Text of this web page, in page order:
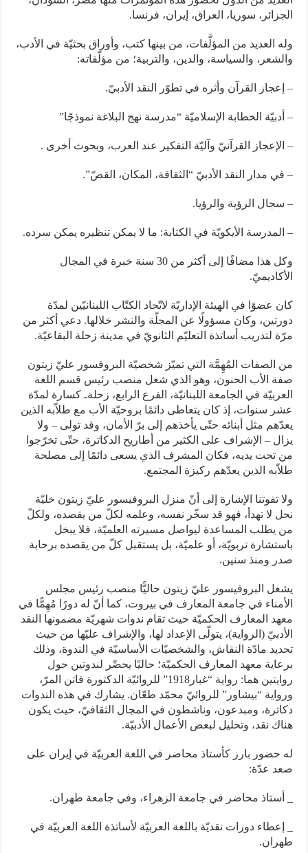
الجزائر، سوريا، العراق، إيران، فرنسا.
وله العديد من المؤلَّفات، من بينها كتب، وأوراق بحثيّة في الأدب،
والشعر، والسياسة، والدين، والتربية؛ من مؤلّفاته:
– إعجاز القرآن وأثره في تطوّر النقد الأدبيّ.
– أدبيّة الخطابة الإسلاميّة “مدرسة نهج البلاغة نموذجًا”
– الإعجاز القرآنيّ وآليّة التفكير عند العرب، وبحوث أخرى .
– في مدار النقد الأدبيّ “الثقافة، المكان، القصّ”.
– سجال الرؤية والرؤيا.
– المدرسة الأيكويّة في الكتابة: ما لا يمكن تنظيره يمكن سرده.
وكل هذا مضافًا إلى أكثر من 30 سنة خبرة في المجال
الأكاديميّ.
كان عضوًا في الهيئة الإداريّة لاتّحاد الكتّاب اللبنانيّين لمدّة
دورتين، وكان مسؤولًا عن المجلّة والنشر خلالها. دعي أكثر من
مرّة لتدريب أساتذة التعليّم الثانويّ في مدينة زحلة البقاعيّة.
من الصفات المُهِمَّة التي تميّز شخصيّة البروفسور عليّ زيتون
صفة الأب الحنون، وهو الذي شغل منصب رئيس قسم اللغة
العربيّة في الجامعة اللبنانيّة، الفرع الرابع، زحلةـ كسارة لمدّة
عشر سنوات، إذ كان يتعاطى دائمًا بروحيّة الأب مع طلاّبه الذين
يعدّهم مثل أبنائه حتّى يأخذهم إلى برّ الأمان، وقد تولى – ولا
يزال – الإشراف على الكثير من أطاريح الدكاترة، حتّى تخرّجوا
من تحت يديه، فكان المشرف الذي يسعى دائمًا إلى مصلحة
طلاّبه الذين يعدّهم ركيزة المجتمع.
ولا تفوتنا الإشارة إلى أنّ منزل البروفيسور عليّ زيتون خليّة
نحل لا تهدأ، فهو قد سخّر نفسه، وعلمه لكلّ من يقصده، ولكلّ
من يطلب المساعدة ليواصل مسيرته العلميّة، فلا يبخل
باستشارة تربويّة، أو علميّة، بل يستقبل كلّ من يقصده برحابة
صدر ومنذ سنين.
يشغل البروفيسور عليّ زيتون حاليًّا منصب رئيس مجلس
الأمناء في جامعة المعارف في بيروت، كما أنّ له دورًا مُهِمًّا في
معهد المعارف الحكميّة حيث تقام ندوات شهريّة مضمونها النقد
الأدبيّ (الرواية)، يتولّى الإعداد لها، والإشراف عليّها من حيث
تحديد مادّة النقاش، والشخصيّات الأساسيّة في الندوة، وذلك
برعاية معهد المعارف الحكميّة؛ حاليًا يحضّر لندوتين حول
روايتين هما: رواية “غبار1918” للروائيّة الدكتورة فاتن المرّ،
ورواية “بيشاور” للروائيّ محمّد طعّان. يشارك في هذه الندوات
دكاترة، ومبدعون، وناشطون في المجال الثقافيّ، حيث يكون
هناك نقد، وتحليل لبعض الأعمال الأدبيّة.
له حضور بارز كأستاذ محاضر في اللغة العربيّة في إيران على
صعد عدّة:
_ أستاذ محاضر في جامعة الزهراء، وفي جامعة طهران.
_ إعطاء دورات نقديّة باللغة العربيّة لأساتذة اللغة العربيّة في
طهران.